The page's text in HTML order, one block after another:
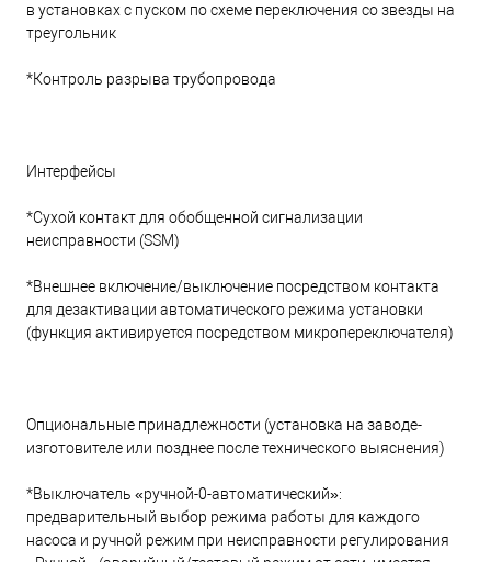
в установках с пуском по схеме переключения со звезды на
треугольник
*Контроль разрыва трубопровода
Интерфейсы
*Сухой контакт для обобщенной сигнализации
неисправности (SSM)
*Внешнее включение/выключение посредством контакта
для дезактивации автоматического режима установки
(функция активируется посредством микропереключателя)
Опциональные принадлежности (установка на заводе-
изготовителе или позднее после технического выяснения)
*Выключатель «ручной-0-автоматический»:
предварительный выбор режима работы для каждого
насоса и ручной режим при неисправности регулирования